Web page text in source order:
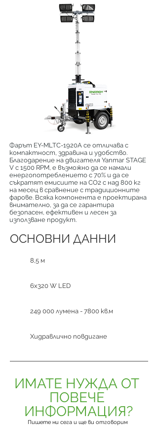
Фарът EY-MLTC-1920A се отличава с
компактност, здравина и удобство.
Благодарение на двигателя Yanmar STAGE
V с 1500 RPM, е възможно да се намали
енергопотреблението с 70% и да се
съкратят емисиите на CO2 с над 800 кг
на месец в сравнение с традиционните
фарове. Всяка компонента е проектирана
внимателно, за да се гарантира
безопасен, ефективен и лесен за
използване продукт.
ОСНОВНИ ДАННИ
8,5 м
6x320 W LED
249 000 лумена - 7800 кв.м
Хидравлично повдигане
ИМАТЕ НУЖДА ОТ
ПОВЕЧЕ
ИНФОРМАЦИЯ?
Пишете ни сега и ще ви отговорим